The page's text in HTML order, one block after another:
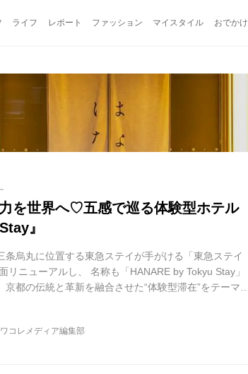
ライフ レポート ファッション マイスタイル おでかけ
を世界へ♡五感で巡る体験型ホテル
』
条烏丸に位置する東急ステイが手がける「東急ステイ
リニューアルし、 名称も「HANARE by Tokyu Stay」
都の伝統と革新を融合させた“体験型滞在”をテーマ
この開業により、東急ステイは北海道から沖縄まで
コレメディア編集部